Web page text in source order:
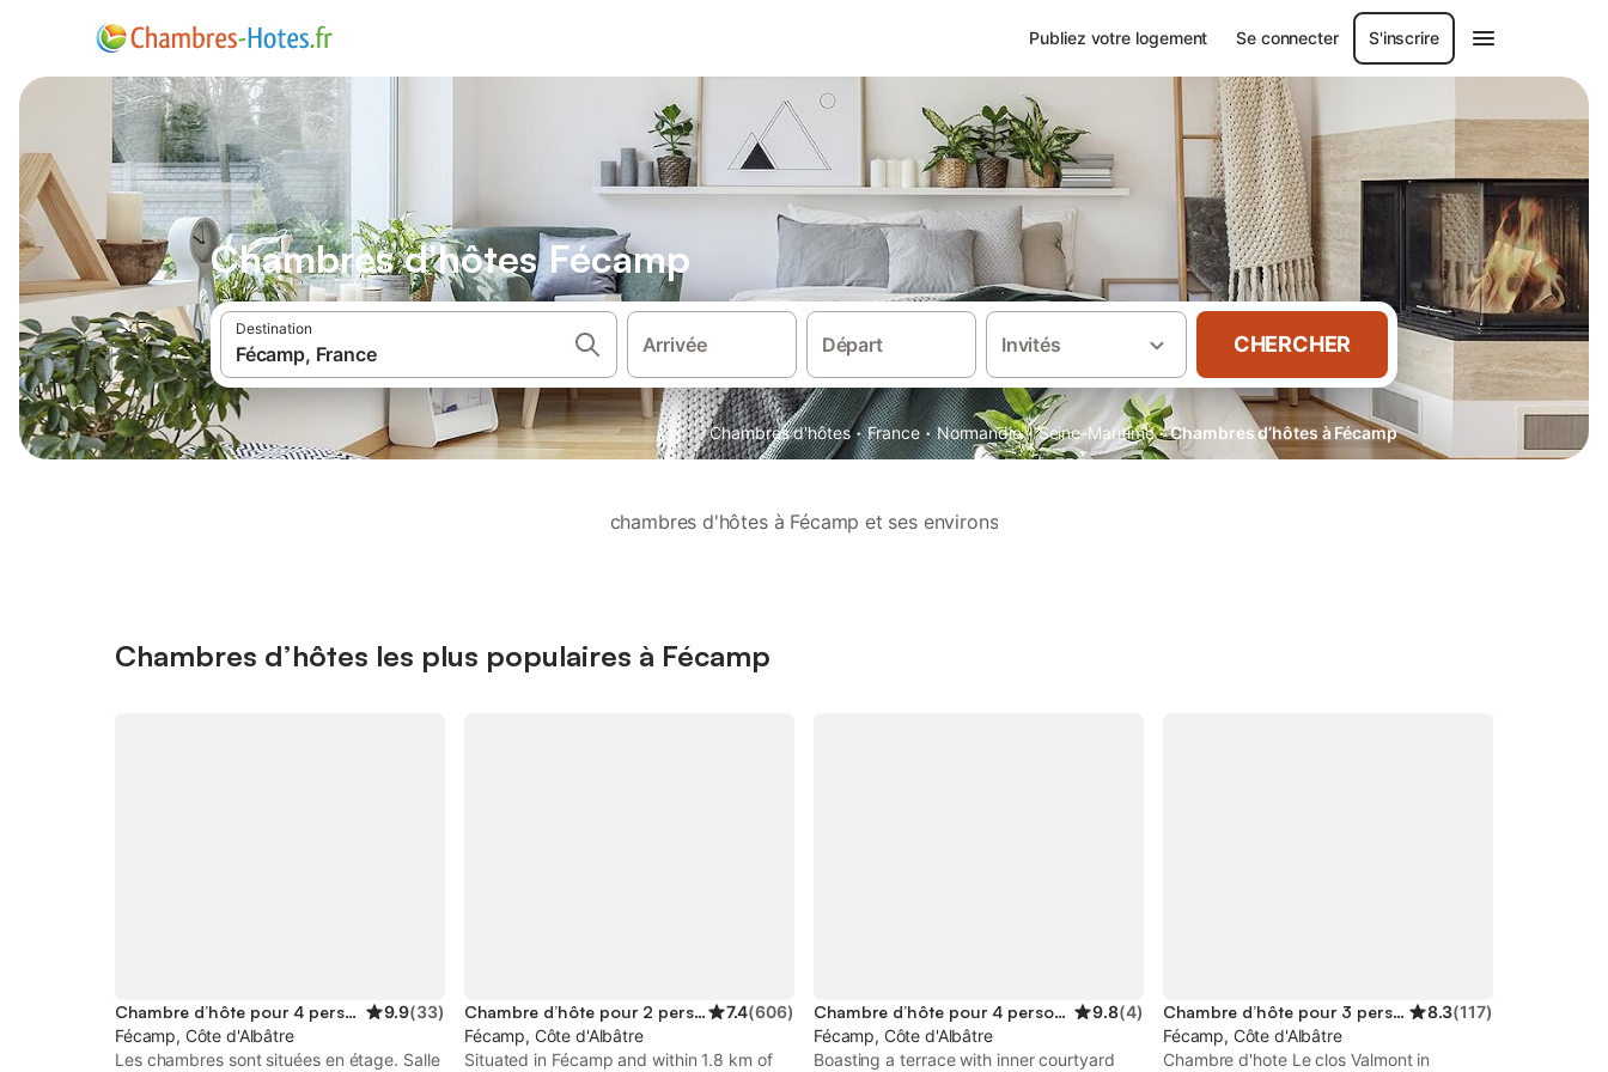
Publiez votre logement Se connecter S'inscrire
Chambres d'hôtes Fécamp
Destination
Arrivée Départ Invités CHERCHER
Chambres d'hôtes · France · Normandie · Seine-Maritime · Chambres d’hôtes à Fécamp
chambres d'hôtes à Fécamp et ses environs
Chambres d’hôtes les plus populaires à Fécamp
Chambre d’hôte pour 4 personnes 9.9(33)
Fécamp, Côte d'Albâtre
Les chambres sont situées en étage. Salle
Chambre d’hôte pour 2 personnes 7.4(606)
Fécamp, Côte d'Albâtre
Situated in Fécamp and within 1.8 km of
Chambre d’hôte pour 4 personnes 9.8(4)
Fécamp, Côte d'Albâtre
Boasting a terrace with inner courtyard
Chambre d’hôte pour 3 personnes 8.3(117)
Fécamp, Côte d'Albâtre
Chambre d'hote Le clos Valmont in